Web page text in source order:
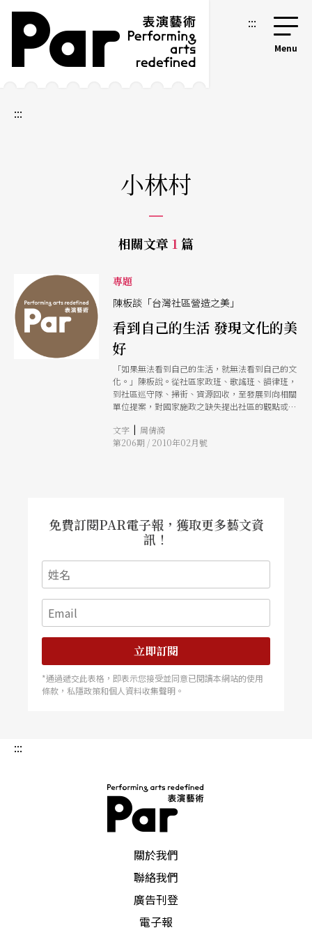
跳到主要內容區塊
網站導覽 :::
:::
小林村
相關文章 1 篇
專題
陳板談「台灣社區營造之美」
看到自己的生活 發現文化的美
好
「如果無法看到自己的生活，就無法看到自己的文
化。」陳板說。從社區家政班、歌謠班、韻律班，
到社區巡守隊、掃街、資源回收，至發展到向相關
單位提案，對國家施政之缺失提出社區的觀點或解
感認同。從生活到文化，從社區到國家，從個人表
達意見和美感到社區集體的重塑與再造，人民的創
文字 | 周倩漪
第206期 / 2010年02月號
免費訂閱PAR電子報，獲取更多藝文資
訊！
立即訂閱
*通過遞交此表格，即表示您接受並同意已閱讀本網站的使用
條款，私隱政策和個人資料收集聲明。
:::
關於我們
聯絡我們
廣告刊登
電子報